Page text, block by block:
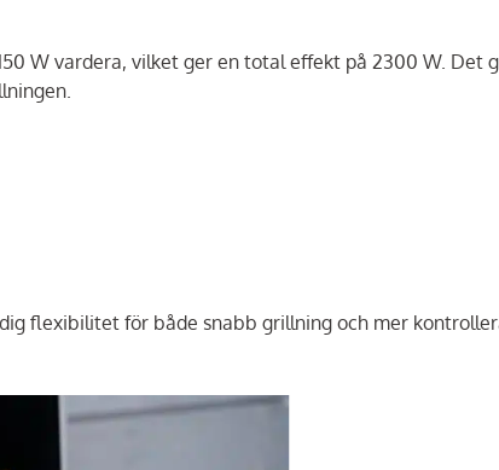
W vardera, vilket ger en total effekt på 2300 W. Det
flexibilitet för både snabb grillning och mer